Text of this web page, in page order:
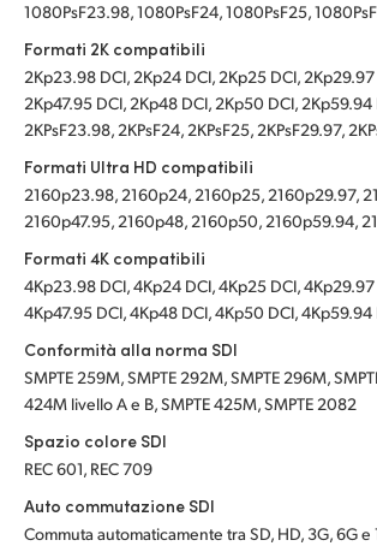
1080PsF23.98, 1080PsF24, 1080PsF25,
Formati 2K compatibili
2Kp23.98 DCI, 2Kp24 DCI, 2Kp25 DCI,
2Kp47.95 DCI, 2Kp48 DCI, 2Kp50 DCI,
2KPsF23.98, 2KPsF24, 2KPsF25, 2KPsF29.97,
Formati Ultra HD compatibili
2160p23.98, 2160p24, 2160p25, 2160p29.97,
2160p47.95, 2160p48, 2160p50, 2160p59.94,
Formati 4K compatibili
4Kp23.98 DCI, 4Kp24 DCI, 4Kp25 DCI,
4Kp47.95 DCI, 4Kp48 DCI, 4Kp50 DCI,
Conformità alla norma SDI
SMPTE 259M, SMPTE 292M, SMPTE 296M,
424M livello A e B, SMPTE 425M, SMPTE 2082
Spazio colore SDI
REC 601, REC 709
Auto commutazione SDI
Commuta automaticamente tra SD, HD, 3G, 6G e